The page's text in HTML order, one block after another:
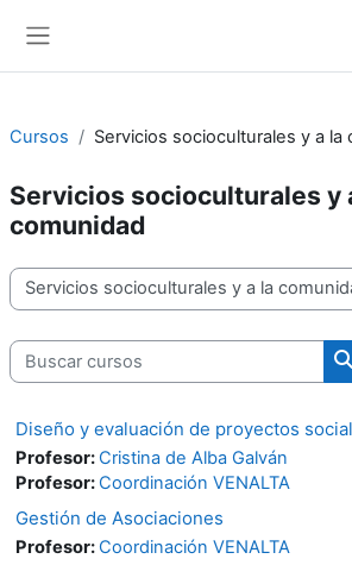
Cursos Servicios socioculturales y a la
Servicios socioculturales y
comunidad
Categorías
Buscar cursos
Diseño y evaluación de proyectos
Profesor:Cristina de Alba Galván
Profesor:Coordinación VENALTA
Gestión de Asociaciones
Profesor:Coordinación VENALTA